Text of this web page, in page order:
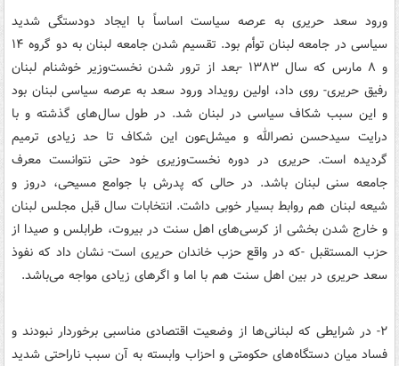
ورود سعد حریری به عرصه سیاست اساساً با ایجاد دودستگی شدید
سیاسی در جامعه لبنان توأم بود. تقسیم شدن جامعه لبنان به دو گروه ۱۴
و ۸ مارس که سال ۱۳۸۳ -بعد از ترور شدن نخست‌وزیر خوشنام لبنان
رفیق حریری- روی داد، اولین رویداد ورود سعد به عرصه سیاسی لبنان بود
و این سبب شکاف سیاسی در لبنان شد. در طول سال‌های گذشته و با
درایت سیدحسن نصرالله و میشل‌عون این شکاف‌ تا حد زیادی ترمیم
گردیده است. حریری در دوره نخست‌وزیری خود حتی نتوانست معرف
جامعه سنی لبنان باشد. در حالی که پدرش با جوامع مسیحی، دروز و
شیعه لبنان هم روابط بسیار خوبی داشت. انتخابات سال قبل مجلس لبنان
و خارج شدن بخشی از کرسی‌های اهل سنت در بیروت، طرابلس و صیدا از
حزب المستقبل -که در واقع حزب خاندان حریری است‌- نشان داد که نفوذ
سعد حریری در بین اهل سنت هم با اما و اگرهای زیادی مواجه می‌باشد.
۲- در شرایطی که لبنانی‌ها از وضعیت اقتصادی مناسبی برخوردار نبودند و
فساد میان دستگاه‌های حکومتی و احزاب وابسته به آن سبب ناراحتی شدید